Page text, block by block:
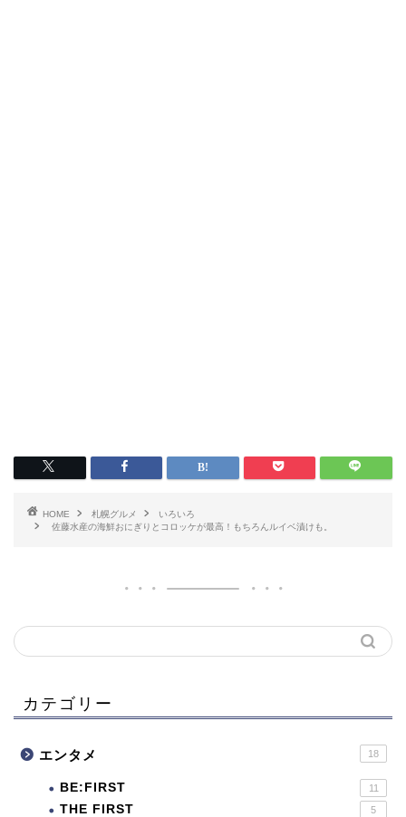
HOME 札幌グルメ
いろいろ
佐藤水産の海鮮おにぎりとコロッケが最高！もちろんルイベ漬けも。
カテゴリー
エンタメ 18
BE:FIRST 11
THE FIRST 5